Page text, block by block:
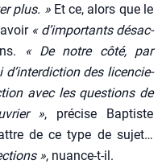
plus. »Et ce, alors que le
« d’im­por­tants désac­
« De notre côté, par
d’in­ter­dic­tion des licen­cie­
avec les ques­tions de
», pré­cise Bap­tiste
de ce type de sujet…
», nuance-t-il.